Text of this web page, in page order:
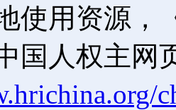
使用资源，
国人权主网